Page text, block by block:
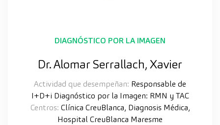
DIAGNÓSTICO POR LA IMAGEN
Dr. Alomar Serrallach, Xavier
Actividad que desempeñan: Responsable de
I+D+i Diagnóstico por la Imagen: RMN y TAC
Centros: Clínica CreuBlanca, Diagnosis Médica,
Hospital CreuBlanca Maresme